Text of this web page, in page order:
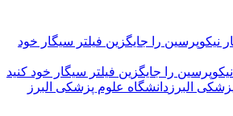
را جایگزین فیلتر سیگار خود کنید
دانشگاه علوم پزشکی البرز